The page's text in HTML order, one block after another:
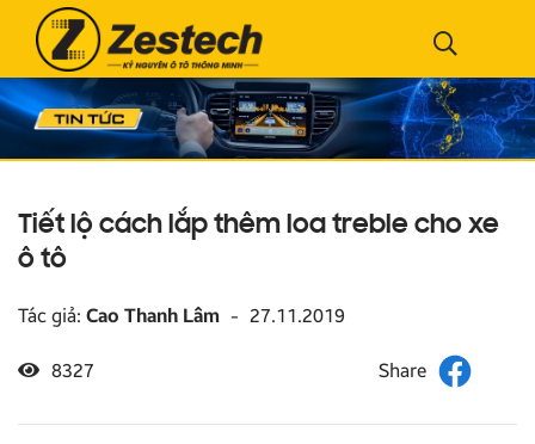
Tiết lộ cách lắp thêm loa treble cho xe
ô tô
Tác giả: Cao Thanh Lâm - 27.11.2019
8327